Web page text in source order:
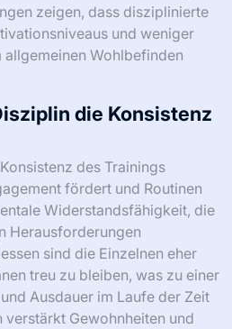
zeigen, dass disziplinierte
und weniger
allgemeinen Wohlbefinden
die Konsistenz
des Trainings
fördert und Routinen
Widerstandsfähigkeit, die
Herausforderungen
sind die Einzelnen eher
treu zu bleiben, was zu einer
Ausdauer im Laufe der Zeit
verstärkt Gewohnheiten und